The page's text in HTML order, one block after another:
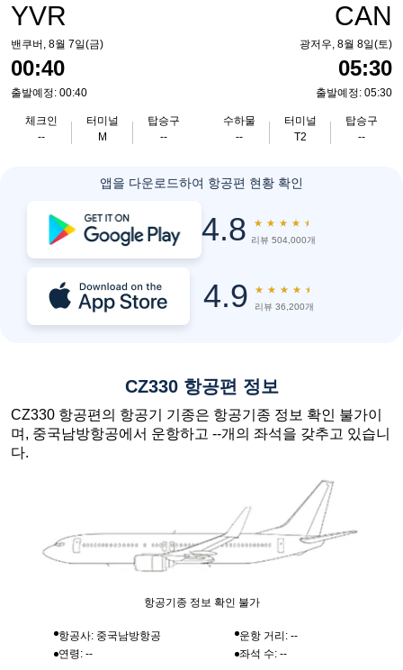
YVR
밴쿠버, 8월 7일(금)
00:40
출발예정: 00:40
체크인
--
터미널
M
탑승구
--
CAN
광저우, 8월 8일(토)
05:30
출발예정: 05:30
수하물
--
터미널
T2
탑승구
--
앱을 다운로드하여 항공편 현황 확인
4.8 ★ ★ ★ ★ ★
리뷰 504,000개
4.9 ★ ★ ★ ★ ★
리뷰 36,200개
CZ330 항공편 정보
CZ330 항공편의 항공기 기종은 항공기종 정보 확인 불가이
며, 중국남방항공에서 운항하고 --개의 좌석을 갖추고 있습니
다.
항공기종 정보 확인 불가
항공사: 중국남방항공
운항 거리: --
연령: --
좌석 수: --